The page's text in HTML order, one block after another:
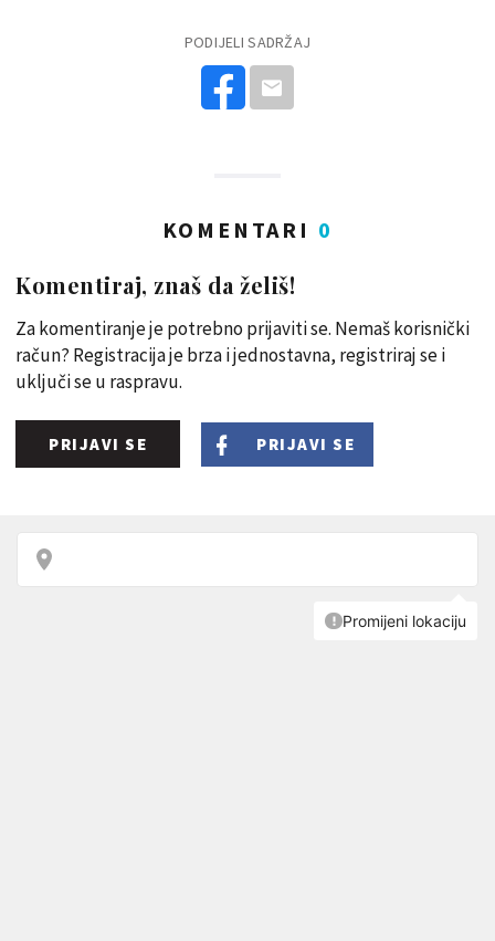
PODIJELI SADRŽAJ
KOMENTARI 0
Komentiraj, znaš da želiš!
Za komentiranje je potrebno prijaviti se. Nemaš korisnički
račun? Registracija je brza i jednostavna, registriraj se i
uključi se u raspravu.
PRIJAVI SE PRIJAVI SE